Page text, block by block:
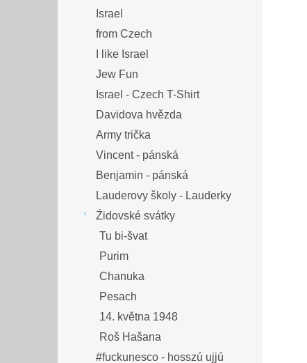
Israel
from Czech
I like Israel
Jew Fun
Israel - Czech T-Shirt
Davidova hvězda
Army trička
Vincent - pánská
Benjamin - pánská
Lauderovy školy - Lauderky
Źidovské svátky
Tu bi-švat
Purim
Chanuka
Pesach
14. května 1948
Roš Hašana
#fuckunesco - hosszú ujjú